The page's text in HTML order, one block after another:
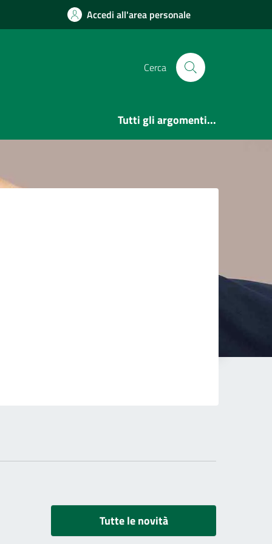
Accedi all'area personale
Cerca
Tutti gli argomenti...
Tutte le novità